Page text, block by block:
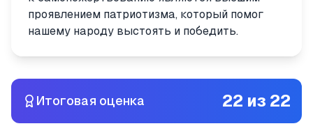
проявлением патриотизма, который помог
нашему народу выстоять и победить.
Итоговая оценка 22 из 22